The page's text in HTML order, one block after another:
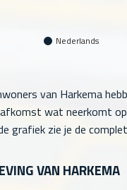
Nederlands
van Harkema
wat neerkomt op
grafiek zie je de
VAN HARKEMA